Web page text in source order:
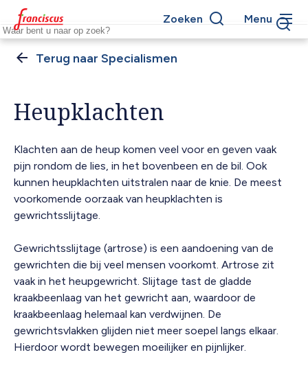
Overslaan
en
naar
Keywords
Zoeken Menu
Specialismen
Heupklachten
Klachten aan de heup komen veel voor en geven vaak
pijn rondom de lies, in het bovenbeen en de bil. Ook
kunnen heupklachten uitstralen naar de knie. De meest
voorkomende oorzaak van heupklachten is
gewrichtsslijtage.
Gewrichtsslijtage (artrose) is een aandoening van de
gewrichten die bij veel mensen voorkomt. Artrose zit
vaak in het heupgewricht. Slijtage tast de gladde
kraakbeenlaag van het gewricht aan, waardoor de
kraakbeenlaag helemaal kan verdwijnen. De
gewrichtsvlakken glijden niet meer soepel langs elkaar.
Hierdoor wordt bewegen moeilijker en pijnlijker.